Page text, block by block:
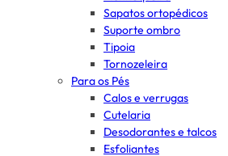
Sapatos ortopédicos
Suporte ombro
Tipoia
Tornozeleira
Para os Pés
Calos e verrugas
Cutelaria
Desodorantes e talcos
Esfoliantes